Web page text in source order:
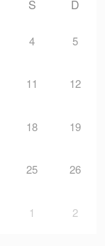
S D
4 5
11 12
18 19
25 26
1 2